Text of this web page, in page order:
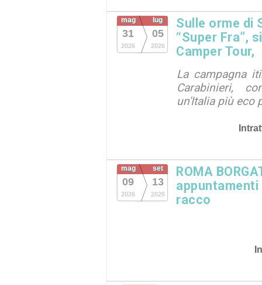
mag
31
2026
lug
05
2026
Sulle orme di
“Super Fra”,
Camper Tour,
La campagna
Carabinieri,
un'Italia più eco
mag
09
2026
set
13
2026
ROMA
racco